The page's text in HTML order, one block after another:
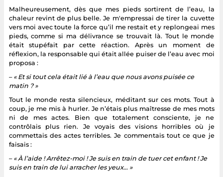
Malheureusement, dès que mes pieds sortirent de l’eau, la
chaleur revint de plus belle. Je m'empressai de tirer la cuvette
vers moi avec toute la force qu’il me restait et y replongeai mes
pieds, comme si ma délivrance se trouvait là. Tout le monde
était stupéfait par cette réaction. Après un moment de
réflexion, la responsable qui était allée puiser de l’eau avec moi
proposa :
– « Et si tout cela était lié à l’eau que nous avons puisée ce
matin ? »
Tout le monde resta silencieux, méditant sur ces mots. Tout à
coup, je me mis à hurler. Je n’étais plus maîtresse de mes mots
ni de mes actes. Bien que totalement consciente, je ne
contrôlais plus rien. Je voyais des visions horribles où je
commettais des actes terribles. Je commentais tout ce que je
faisais :
–« À l’aide ! Arrêtez-moi ! Je suis en train de tuer cet enfant ! Je
suis en train de lui arracher les yeux… »